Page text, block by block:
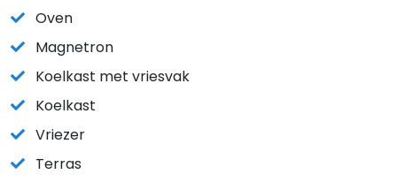
Oven
Magnetron
Koelkast met vriesvak
Koelkast
Vriezer
Terras